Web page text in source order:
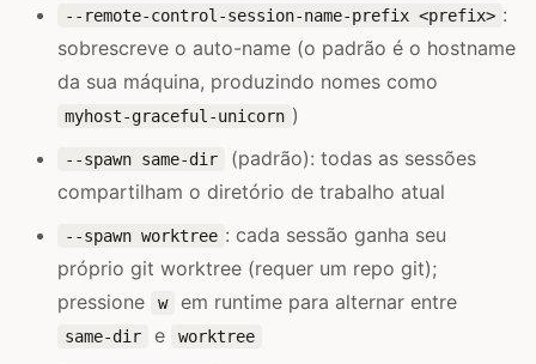
--remote-control-session-name-prefix <prefix> :
sobrescreve o auto-name (o padrão é o hostname
da sua máquina, produzindo nomes como
myhost-graceful-unicorn )
--spawn same-dir
(padrão): todas as sessões
compartilham o diretório de trabalho atual
--spawn worktree : cada sessão ganha seu
próprio git worktree (requer um repo git);
pressione
w em runtime para alternar entre
same-dir e worktree